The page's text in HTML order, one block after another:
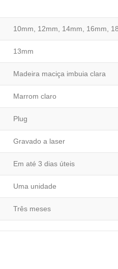
10mm, 12mm, 14mm, 16mm,
13mm
Madeira maciça imbuia clara
Marrom claro
Plug
Gravado a laser
Em até 3 dias úteis
Uma unidade
Três meses